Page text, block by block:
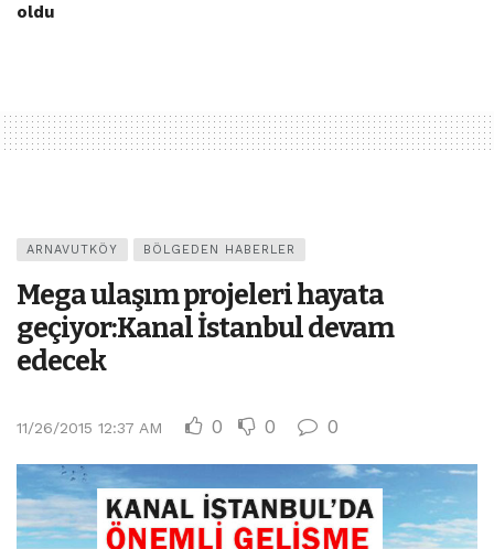
oldu
ARNAVUTKÖY BÖLGEDEN HABERLER
Mega ulaşım projeleri hayata
geçiyor:Kanal İstanbul devam
edecek
11/26/2015 12:37 AM 0 0 0